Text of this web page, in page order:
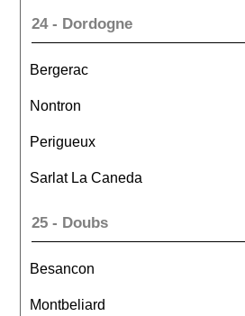
24 - Dordogne
Bergerac
Nontron
Perigueux
Sarlat La Caneda
25 - Doubs
Besancon
Montbeliard